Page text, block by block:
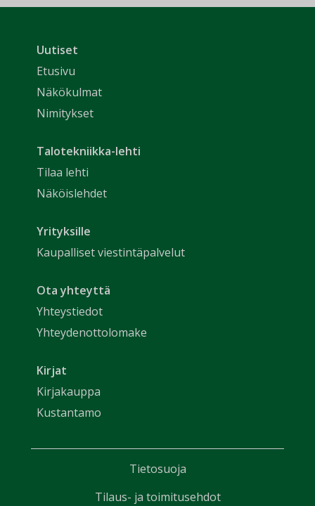
Uutiset
Etusivu
Näkökulmat
Nimitykset
Talotekniikka-lehti
Tilaa lehti
Näköislehdet
Yrityksille
Kaupalliset viestintäpalvelut
Ota yhteyttä
Yhteystiedot
Yhteydenottolomake
Kirjat
Kirjakauppa
Kustantamo
Tietosuoja
Tilaus- ja toimitusehdot